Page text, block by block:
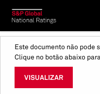
Este documento não pode
Clique no botão abaixo
VISUALIZAR